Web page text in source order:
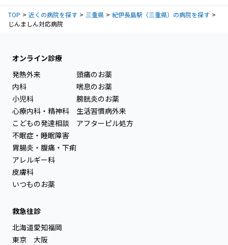
TOP 近くの病院を探す 三重県
紀伊長島駅（三重県）の病院を探す
じんましん対応病院
オンライン診療
発熱外来
内科
小児科
心療内科・精神科
こどもの発達相談
不眠症・睡眠障害
胃腸炎・腹痛・下痢
アレルギー科
皮膚科
いつものお薬
頭痛のお薬
喘息のお薬
膀胱炎のお薬
生活習慣病外来
アフターピル処方
救急往診
北海道
東京
愛知
大阪
福岡